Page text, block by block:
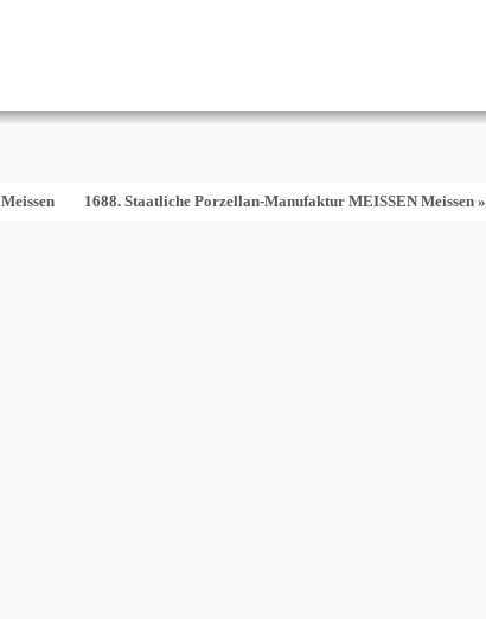
1688. Staatliche Porzellan-Manufaktur MEISSEN Meissen »